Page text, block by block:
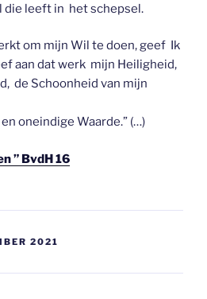
die leeft in het schepsel.
om mijn Wil te doen, geef Ik
aan dat werk mijn Heiligheid,
de Schoonheid van mijn
oneindige Waarde.” (…)
” BvdH 16
2021